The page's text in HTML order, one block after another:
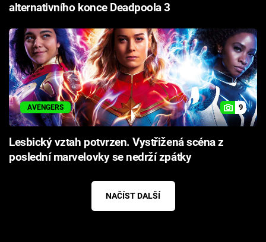
alternativního konce Deadpoola 3
AVENGERS 9
Lesbický vztah potvrzen. Vystřižená scéna z
poslední marvelovky se nedrží zpátky
NAČÍST DALŠÍ